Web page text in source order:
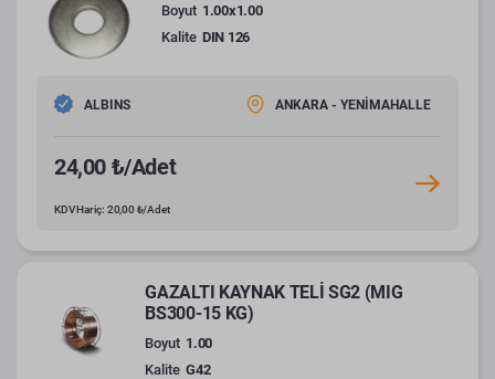
Boyut 1.00x1.00
Kalite DIN 126
ALBINS ANKARA - YENİMAHALLE
24,00 ₺/Adet
KDV Hariç: 20,00 ₺/Adet
GAZALTI KAYNAK TELİ SG2 (MIG
BS300-15 KG)
Boyut 1.00
Kalite G42